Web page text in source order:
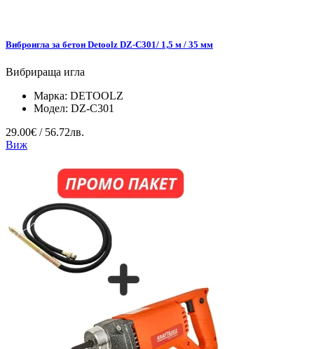
Виброигла за бетон Detoolz DZ-C301/ 1,5 м / 35 мм
Вибрираща игла
Марка: DETOOLZ
Модел: DZ-C301
29.00€ / 56.72лв.
Виж